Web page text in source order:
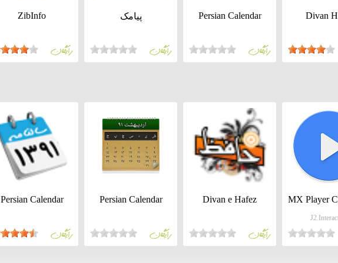
رايگان Divan
Persian Calendar
رايگان
پیامک
رايگان
ZibInfo
رايگان
teb-imam-
BMI MBank 2.5
رايگان
از هر دری سخنی (رایگان)
رايگان MX Player
J2
Divan e Hafez
رايگان
Persian Calendar
رايگان
Persian Calendar
رايگان